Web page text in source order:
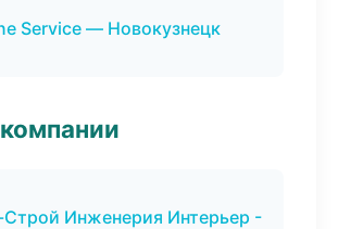
Service — Новокузнецк
Инженерия Интерьер -